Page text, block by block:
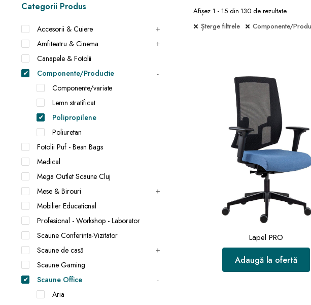
Afișez 1 - 15 din 130 de rezultate
Șterge filtrele
Componente/
Lapel PRO
Adaugă la ofertă
Categorii Produs
Accesorii & Cuiere
Amfiteatru & Cinema
Canapele & Fotolii
Componente/Productie
Componente/variate
Lemn stratificat
Polipropilene
Poliuretan
Fotolii Puf - Bean Bags
Medical
Mega Outlet Scaune Cluj
Mese & Birouri
Mobilier Educational
Profesional - Workshop - Laborator
Scaune Conferinta-Vizitator
Scaune de casă
Scaune Gaming
Scaune Office
Aria